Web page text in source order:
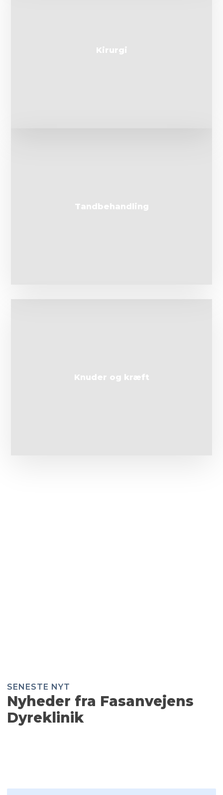
Kirurgi
Tandbehandling
Knuder og kræft
SENESTE NYT​
Nyheder fra Fasanvejens
Dyreklinik​